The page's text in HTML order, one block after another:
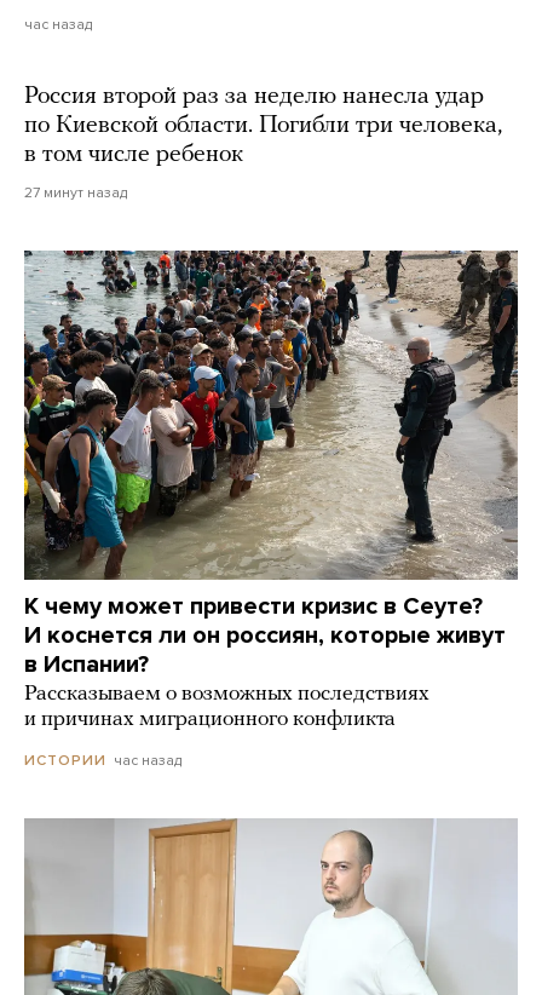
час назад
Россия второй раз за неделю нанесла удар
по Киевской области. Погибли три человека,
в том числе ребенок
27 минут назад
К чему может привести кризис в Сеуте?
И коснется ли он россиян, которые живут
в Испании?
Рассказываем о возможных последствиях
и причинах миграционного конфликта
ИСТОРИИ час назад